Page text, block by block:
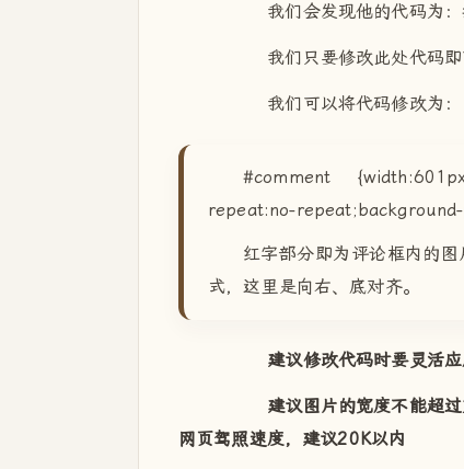
我们会发现他的代码为：
我们只要修改此处代码即
我们可以将代码修改为：
#comment
repeat:no-
红字部分即为评论框内的
式，这里是向右、底对齐。
建议修改代码时要灵活
建议图片的宽度不能超过文
网页驾照速度，建议20K以内